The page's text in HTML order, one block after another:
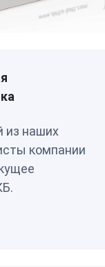
из наших
компании